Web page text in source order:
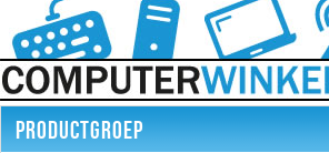
PRODUCTGROEP